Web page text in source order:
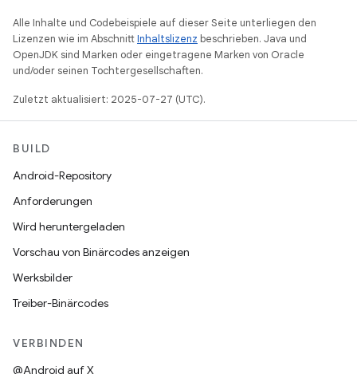
Alle Inhalte und Codebeispiele auf dieser Seite unterliegen den
Lizenzen wie im AbschnittInhaltslizenz beschrieben. Java und
OpenJDK sind Marken oder eingetragene Marken von Oracle
und/oder seinen Tochtergesellschaften.
Zuletzt aktualisiert: 2025-07-27 (UTC).
BUILD
Android-Repository
Anforderungen
Wird heruntergeladen
Vorschau von Binärcodes anzeigen
Werksbilder
Treiber-Binärcodes
VERBINDEN
@Android auf X